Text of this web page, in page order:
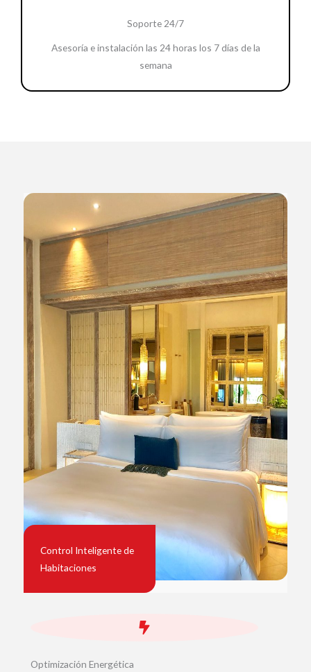
Soporte 24/7
Asesoría e instalación las 24 horas los 7 días de la
semana
Control Inteligente de
Habitaciones
Optimización Energética